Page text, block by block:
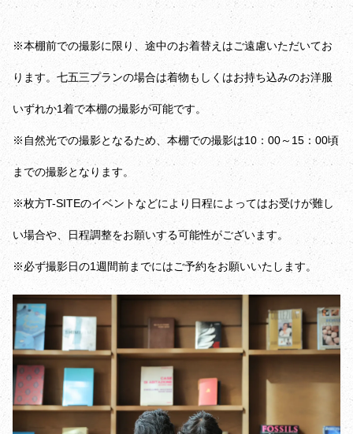
※本棚前での撮影に限り、途中のお着替えはご遠慮いただいてお
ります。七五三プランの場合は着物もしくはお持ち込みのお洋服
いずれか1着で本棚の撮影が可能です。
※自然光での撮影となるため、本棚での撮影は10：00～15：00頃
までの撮影となります。
※枚方T-SITEのイベントなどにより日程によってはお受けが難し
い場合や、日程調整をお願いする可能性がございます。
※必ず撮影日の1週間前までにはご予約をお願いいたします。